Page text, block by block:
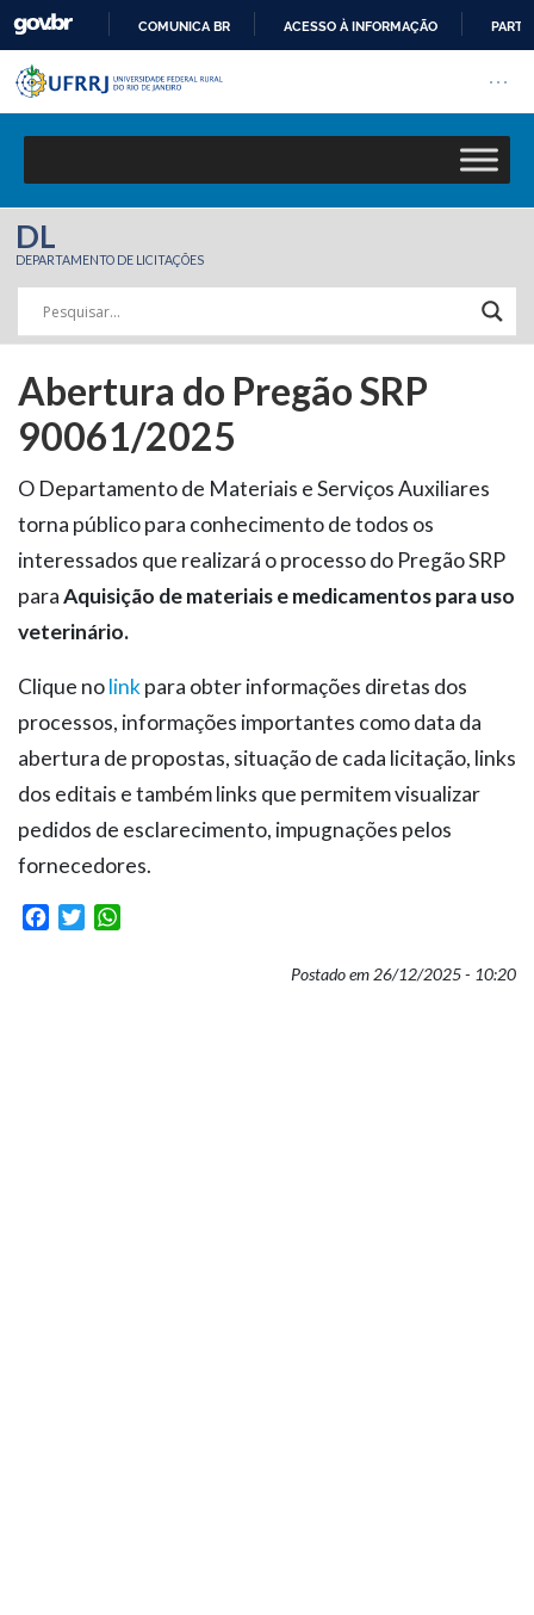
COMUNICA BR ACESSO À INFORMAÇÃO
Pular barra institucional
Barra institucional da
DL
DEPARTAMENTO DE LICITAÇÕES
Abertura do Pregão SRP
90061/2025
O Departamento de Materiais e Serviços Auxiliares
torna público para conhecimento de todos os
interessados que realizará o processo do Pregão SRP
paraAquisição de materiais e medicamentos para uso
veterinário.
Clique nolinkpara obter informações diretas dos
processos, informações importantes como data da
abertura de propostas, situação de cada licitação, links
dos editais e também links que permitem visualizar
pedidos de esclarecimento, impugnações pelos
fornecedores.
Facebook
Twitter
Postado em 26/12/2025 - 10:20